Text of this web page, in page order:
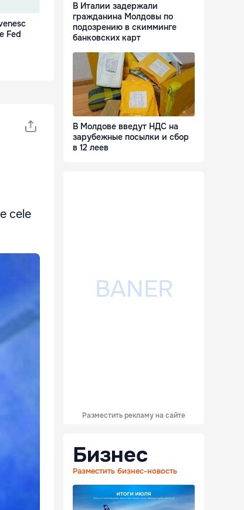
Fed
cele
В Италии задержали
гражданина Молдовы по
подозрению в скимминге
банковских карт
В Молдове введут НДС на
зарубежные посылки и сбор
в 12 леев
Разместить рекламу на сайте
Бизнес
Разместить бизнес-новость